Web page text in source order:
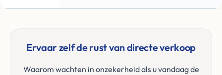
Ervaar zelf de rust van directe verkoop
Waarom wachten in onzekerheid als u vandaag de